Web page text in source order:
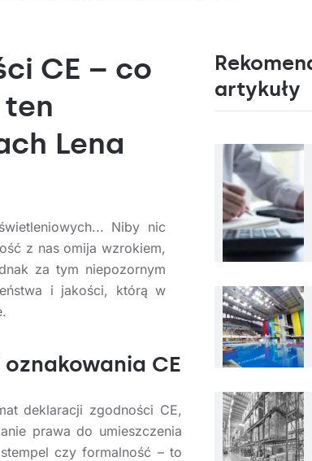
CE – co
Lena
Niby nic
z nas omija wzrokiem,
za tym niepozornym
i jakości, którą w
CE
deklaracji zgodności CE,
prawa do umieszczenia
czy formalność – to
artykuły
Temperatura
Źródło światła
Sposób montażu
Rodzaj klosza
Temperatura barwowa
Źródło światła
Sposób montażu